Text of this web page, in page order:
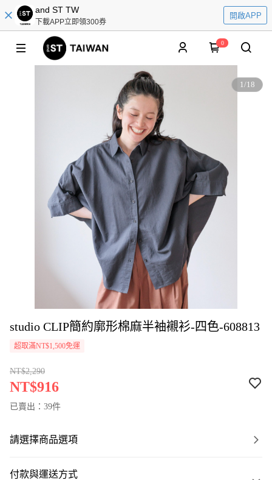
and ST TW
下載APP立即領300券
開啟APP
0
1/18
studio CLIP簡約廓形棉麻半袖襯衫-四色-608813
超取滿NT$1,500免運
NT$2,290
NT$916
已賣出：39件
請選擇商品選項
付款與運送方式